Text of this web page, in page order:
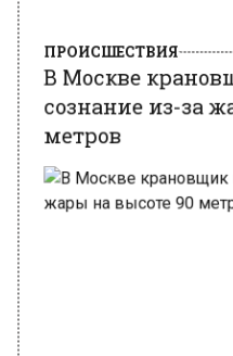
сознание из-за
метров